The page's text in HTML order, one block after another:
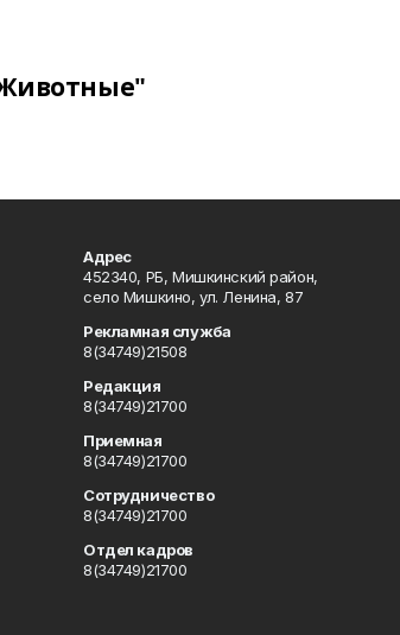
Адрес
452340, РБ, Мишкинский район,
село Мишкино, ул. Ленина, 87
Рекламная служба
8(34749)21508
Редакция
8(34749)21700
Приемная
8(34749)21700
Сотрудничество
8(34749)21700
Отдел кадров
8(34749)21700